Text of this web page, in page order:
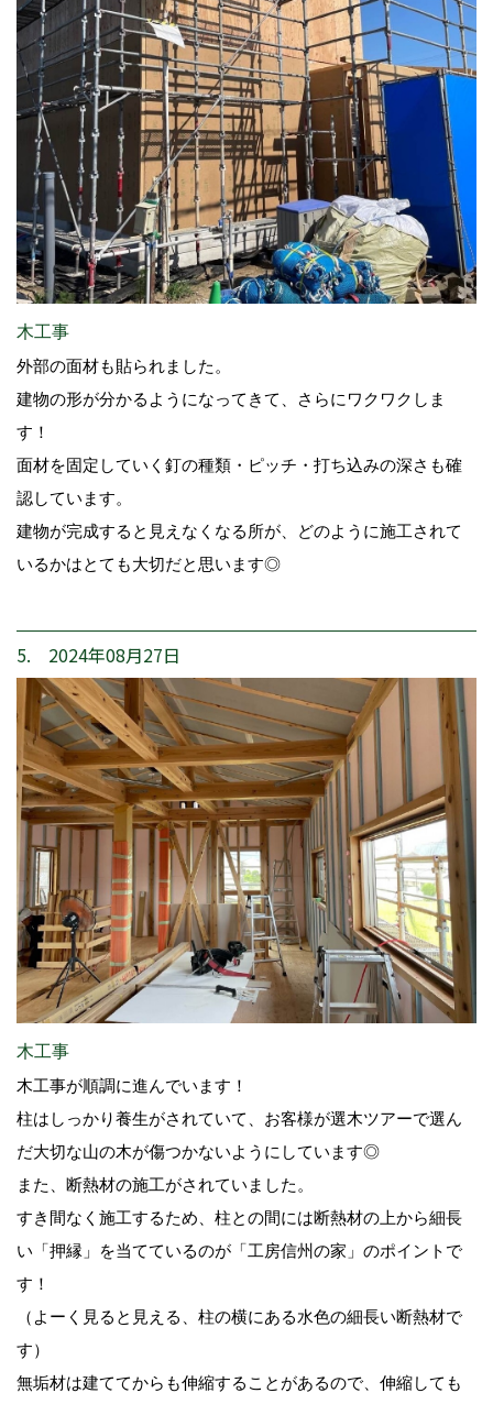
木工事
外部の面材も貼られました。
建物の形が分かるようになってきて、さらにワクワクしま
す！
面材を固定していく釘の種類・ピッチ・打ち込みの深さも確
認しています。
建物が完成すると見えなくなる所が、どのように施工されて
いるかはとても大切だと思います◎
5. 2024年08月27日
木工事
木工事が順調に進んでいます！
柱はしっかり養生がされていて、お客様が選木ツアーで選ん
だ大切な山の木が傷つかないようにしています◎
また、断熱材の施工がされていました。
すき間なく施工するため、柱との間には断熱材の上から細長
い「押縁」を当てているのが「工房信州の家」のポイントで
す！
（よーく見ると見える、柱の横にある水色の細長い断熱材で
す）
無垢材は建ててからも伸縮することがあるので、伸縮しても